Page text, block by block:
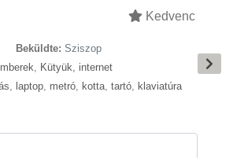
Kedvenc
Beküldte: Sziszop
, Kütyük, internet
, laptop, metró, kotta, tartó, klaviatúra